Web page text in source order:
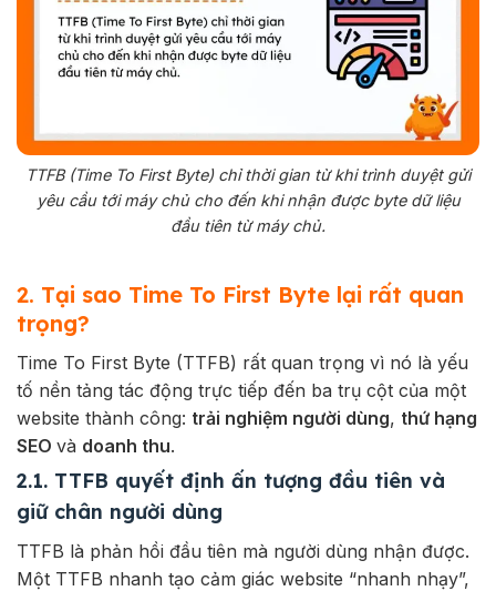
TTFB (Time To First Byte) chỉ thời gian từ khi trình duyệt gửi
yêu cầu tới máy chủ cho đến khi nhận được byte dữ liệu
đầu tiên từ máy chủ.
2. Tại sao Time To First Byte lại rất quan
trọng?
Time To First Byte (TTFB) rất quan trọng vì nó là yếu
tố nền tảng tác động trực tiếp đến ba trụ cột của một
website thành công: trải nghiệm người dùng, thứ hạng
SEO và doanh thu.
2.1. TTFB quyết định ấn tượng đầu tiên và
giữ chân người dùng
TTFB là phản hồi đầu tiên mà người dùng nhận được.
Một TTFB nhanh tạo cảm giác website “nhanh nhạy”,